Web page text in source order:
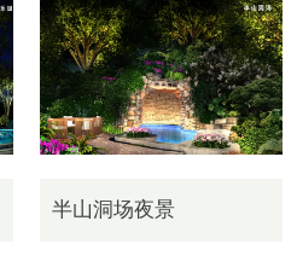
半山洞场夜景